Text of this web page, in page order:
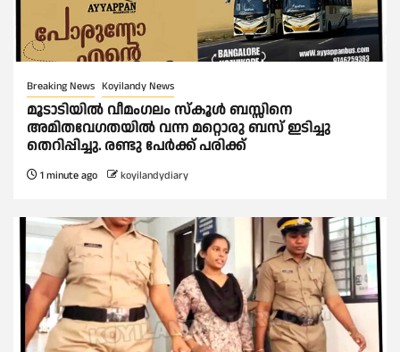
Breaking News Koyilandy News
മൂടാടിയിൽ വീമംഗലം സ്കൂൾ ബസ്സിനെ
അമിതവേഗതയിൽ വന്ന മറ്റൊരു ബസ് ഇടിച്ചു
തെറിപ്പിച്ചു. രണ്ടു പേർക്ക് പരിക്ക്
1 minute ago koyilandydiary